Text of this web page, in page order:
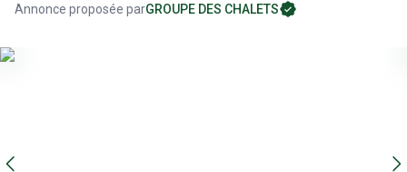
Annonce proposée parGROUPE DES CHALETS